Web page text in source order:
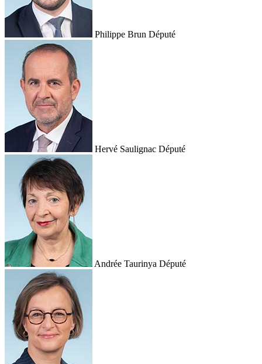
Philippe Brun Député
Hervé Saulignac Député
Andrée Taurinya Député